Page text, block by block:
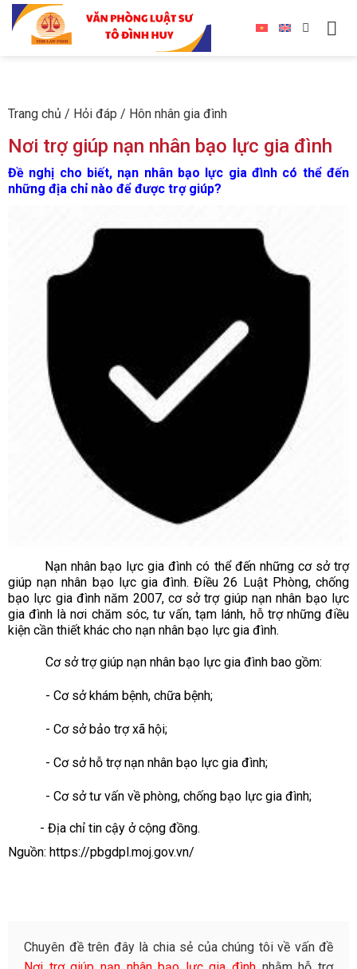
Trang chủ / Hỏi đáp / Hôn nhân gia đình
Nơi trợ giúp nạn nhân bạo lực gia đình
Đề nghị cho biết, nạn nhân bạo lực gia đình có thể đến
những địa chỉ nào để được trợ giúp?
Nạn nhân bạo lực gia đình có thể đến những cơ sở trợ
giúp nạn nhân bạo lực gia đình. Điều 26 Luật Phòng, chống
bạo lực gia đình năm 2007, cơ sở trợ giúp nạn nhân bạo lực
gia đình là nơi chăm sóc, tư vấn, tạm lánh, hỗ trợ những điều
kiện cần thiết khác cho nạn nhân bạo lực gia đình.
Cơ sở trợ giúp nạn nhân bạo lực gia đình bao gồm:
- Cơ sở khám bệnh, chữa bệnh;
- Cơ sở bảo trợ xã hội;
- Cơ sở hỗ trợ nạn nhân bạo lực gia đình;
- Cơ sở tư vấn về phòng, chống bạo lực gia đình;
- Địa chỉ tin cậy ở cộng đồng.
Nguồn: https://pbgdpl.moj.gov.vn/
Chuyên đề trên đây là chia sẻ của chúng tôi về vấn đề